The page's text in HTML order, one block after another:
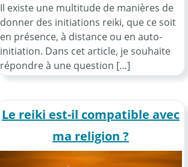
Il existe une multitude de manières de
donner des initiations reiki, que ce soit
en présence, à distance ou en auto-
initiation. Dans cet article, je souhaite
répondre à une question […]
Le reiki est-il compatible avec
ma religion ?